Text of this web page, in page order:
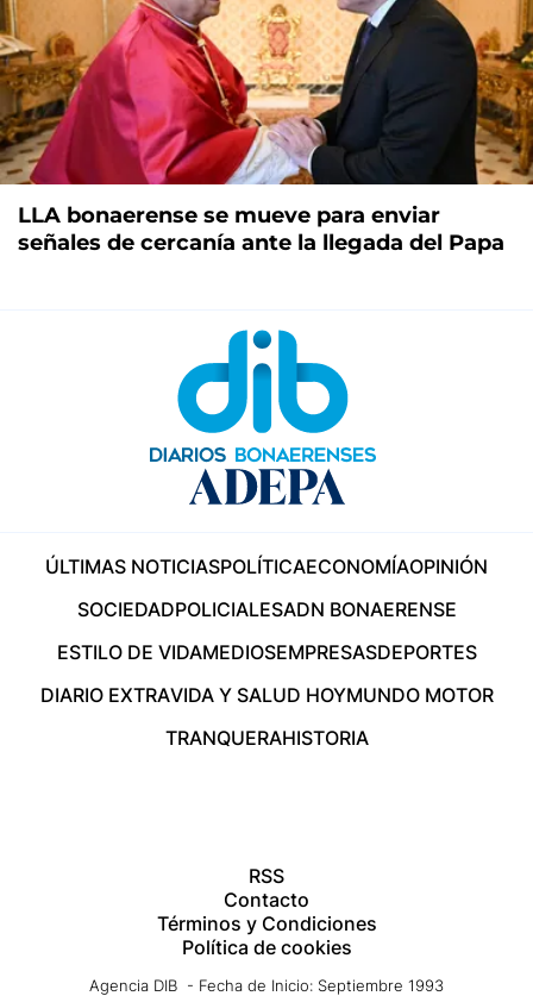
LLA bonaerense se mueve para enviar
señales de cercanía ante la llegada del Papa
ÚLTIMAS NOTICIASPOLÍTICAECONOMÍAOPINIÓN
SOCIEDADPOLICIALESADN BONAERENSE
ESTILO DE VIDAMEDIOSEMPRESASDEPORTES
DIARIO EXTRAVIDA Y SALUD HOYMUNDO MOTOR
TRANQUERAHISTORIA
RSS
Contacto
Términos y Condiciones
Política de cookies
Agencia DIB - Fecha de Inicio: Septiembre 1993